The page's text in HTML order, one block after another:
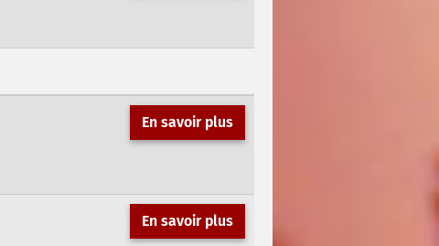
En savoir plus
En savoir plus